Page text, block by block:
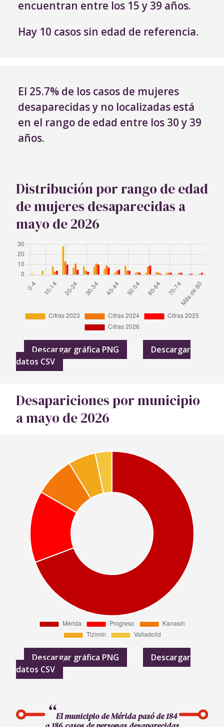
encuentran entre los 15 y 39 años.
Hay 10 casos sin edad de referencia.
El 25.7% de los casos de mujeres
desaparecidas y no localizadas está
en el rango de edad entre los 30 y 39
años.
Distribución por rango de edad
de mujeres desaparecidas a
mayo de 2026
Descargar gráfica PNG
Descargar
datos CSV
Desapariciones por municipio
a mayo de 2026
Descargar gráfica PNG
Descargar
datos CSV
El municipio de Mérida pasó de 184